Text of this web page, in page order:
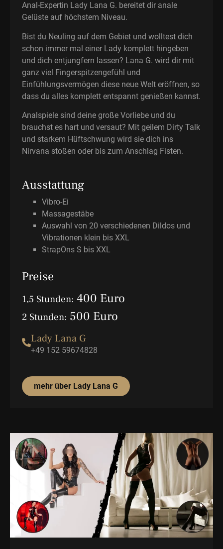
Anal-Expertin Lady Lana G. bereitet dir anale
Gelüste auf höchstem Niveau.
Bist du Neuling auf dem Gebiet und wolltest dich
schon immer mal einer Lady komplett hingeben
und dich entjungfern lassen? Lana G. wird dir mit
ganz viel Fingerspitzengefühl und
Einfühlungsvermögen diese neue Welt eröffnen, so
dass du alles komplett entspannt genießen kannst.
Analspiele sind deine große Vorliebe und du
brauchst es hart und versaut? Mit geilem Dirty Talk
und starkem Hüftschwung wird sie dich ins
Nirvana stoßen oder bis zum Anschlag Fisten.
Ausstattung
Vibro-Ei
Massagestäbe
Auswahl von 20 verschiedenen Dildos und
Vibrationen klein bis XXL
StrapOns S bis XXL
Preise
1,5 Stunden: 400 Euro
2 Stunden: 500 Euro
Lady Lana G
+49 152 59674828
mehr über Lady Lana G